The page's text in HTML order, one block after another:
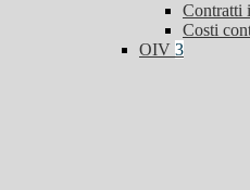
Contratti
Costi
OIV 3